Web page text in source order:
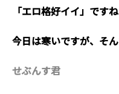
「エロ格好イイ」ですね
今日は寒いですが、そ
せぶんす君